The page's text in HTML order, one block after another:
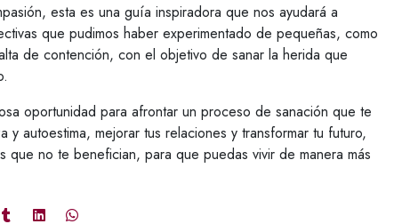
esta es una guía inspiradora que nos ayudará a
que pudimos haber experimentado de pequeñas, como
de contención, con el objetivo de sanar la herida que
oportunidad para afrontar un proceso de sanación que te
y autoestima, mejorar tus relaciones y transformar tu futuro,
que no te benefician, para que puedas vivir de manera más